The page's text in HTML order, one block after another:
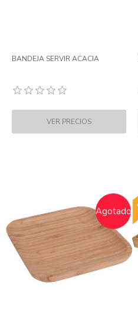
BANDEJA SERVIR ACACIA
Agotado